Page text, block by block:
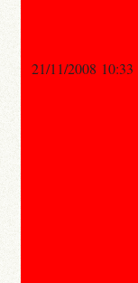
21/11/2008 10:33